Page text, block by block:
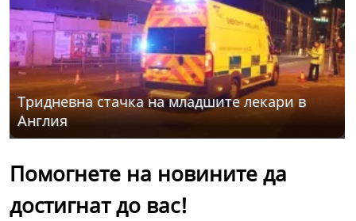
Тридневна стачка на младшите лекари в
Англия
Помогнете на новините да
достигнат до вас!